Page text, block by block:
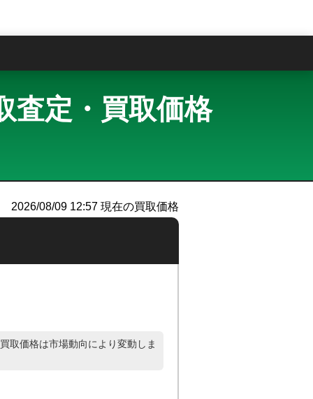
査定・買取価格
2026/08/09 12:57 現在の買取価格
取価格は市場動向により変動しま